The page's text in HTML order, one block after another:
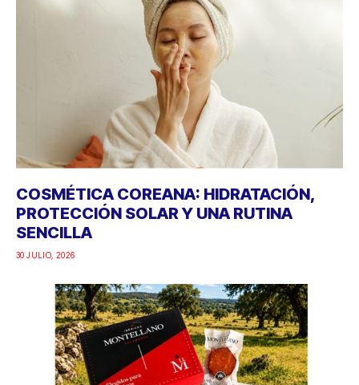
COSMÉTICA COREANA: HIDRATACIÓN,
PROTECCIÓN SOLAR Y UNA RUTINA
SENCILLA
30 JULIO, 2026